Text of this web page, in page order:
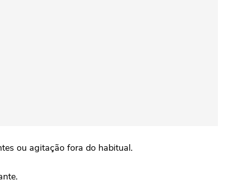
ou agitação fora do habitual.